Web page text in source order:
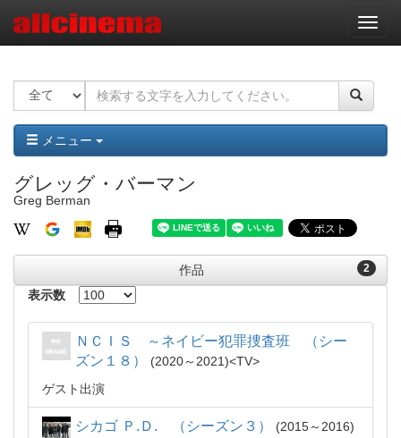
ナ
ビ
ー
ョ
ン
メニュー
グレッグ・バーマン
Greg Berman
2
作品
表示数
ＮＣＩＳ ～ネイビー犯罪捜査班 （シー
ズン１８）
2020～2021
TV
ゲスト出演
シカゴ Ｐ.Ｄ. （シーズン３）
2015～2016